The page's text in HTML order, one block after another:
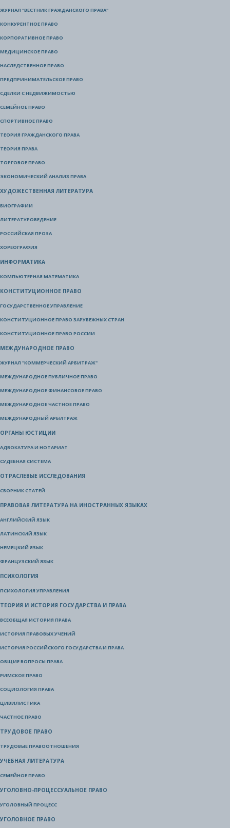
ЖУРНАЛ "ВЕСТНИК ГРАЖДАНСКОГО ПРАВА"
КОНКУРЕНТНОЕ ПРАВО
КОРПОРАТИВНОЕ ПРАВО
МЕДИЦИНСКОЕ ПРАВО
НАСЛЕДСТВЕННОЕ ПРАВО
ПРЕДПРИНИМАТЕЛЬСКОЕ ПРАВО
СДЕЛКИ С НЕДВИЖИМОСТЬЮ
СЕМЕЙНОЕ ПРАВО
СПОРТИВНОЕ ПРАВО
ТЕОРИЯ ГРАЖДАНСКОГО ПРАВА
ТЕОРИЯ ПРАВА
ТОРГОВОЕ ПРАВО
ЭКОНОМИЧЕСКИЙ АНАЛИЗ ПРАВА
ХУДОЖЕСТВЕННАЯ ЛИТЕРАТУРА
БИОГРАФИИ
ЛИТЕРАТУРОВЕДЕНИЕ
РОССИЙСКАЯ ПРОЗА
ХОРЕОГРАФИЯ
ИНФОРМАТИКА
КОМПЬЮТЕРНАЯ МАТЕМАТИКА
КОНСТИТУЦИОННОЕ ПРАВО
ГОСУДАРСТВЕННОЕ УПРАВЛЕНИЕ
КОНСТИТУЦИОННОЕ ПРАВО ЗАРУБЕЖНЫХ СТРАН
КОНСТИТУЦИОННОЕ ПРАВО РОССИИ
МЕЖДУНАРОДНОЕ ПРАВО
ЖУРНАЛ "КОММЕРЧЕСКИЙ АРБИТРАЖ"
МЕЖДУНАРОДНОЕ ПУБЛИЧНОЕ ПРАВО
МЕЖДУНАРОДНОЕ ФИНАНСОВОЕ ПРАВО
МЕЖДУНАРОДНОЕ ЧАСТНОЕ ПРАВО
МЕЖДУНАРОДНЫЙ АРБИТРАЖ
ОРГАНЫ ЮСТИЦИИ
АДВОКАТУРА И НОТАРИАТ
СУДЕБНАЯ СИСТЕМА
ОТРАСЛЕВЫЕ ИССЛЕДОВАНИЯ
СБОРНИК СТАТЕЙ
ПРАВОВАЯ ЛИТЕРАТУРА НА ИНОСТРАННЫХ ЯЗЫКАХ
АНГЛИЙСКИЙ ЯЗЫК
ЛАТИНСКИЙ ЯЗЫК
НЕМЕЦКИЙ ЯЗЫК
ФРАНЦУЗСКИЙ ЯЗЫК
ПСИХОЛОГИЯ
ПСИХОЛОГИЯ УПРАВЛЕНИЯ
ТЕОРИЯ И ИСТОРИЯ ГОСУДАРСТВА И ПРАВА
ВСЕОБЩАЯ ИСТОРИЯ ПРАВА
ИСТОРИЯ ПРАВОВЫХ УЧЕНИЙ
ИСТОРИЯ РОССИЙСКОГО ГОСУДАРСТВА И ПРАВА
ОБЩИЕ ВОПРОСЫ ПРАВА
РИМСКОЕ ПРАВО
СОЦИОЛОГИЯ ПРАВА
ЦИВИЛИСТИКА
ЧАСТНОЕ ПРАВО
ТРУДОВОЕ ПРАВО
ТРУДОВЫЕ ПРАВООТНОШЕНИЯ
УЧЕБНАЯ ЛИТЕРАТУРА
СЕМЕЙНОЕ ПРАВО
УГОЛОВНО-ПРОЦЕССУАЛЬНОЕ ПРАВО
УГОЛОВНЫЙ ПРОЦЕСС
УГОЛОВНОЕ ПРАВО